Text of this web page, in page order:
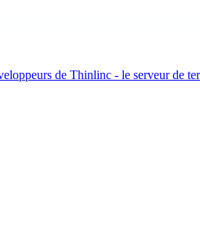
de Thinlinc - le serveur de